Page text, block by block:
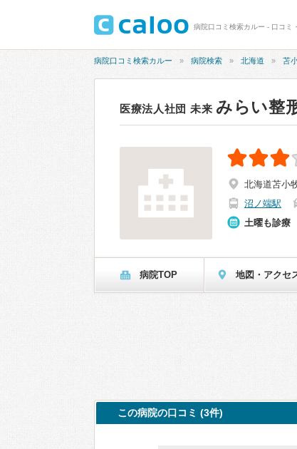
病院口コミ検索カルー - 口コミ
病院口コミ検索カルー 病院検索 北海道 苫
医療法人社団 未来 みらい整
北海道苫小
沼ノ端駅
土曜も診療
病院TOP 地図・アクセ
この病院の口コミ (3件)